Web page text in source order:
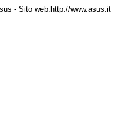
- Sito web:http://www.asus.it